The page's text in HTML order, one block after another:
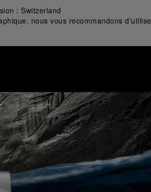
: Switzerland
nous vous recommandons